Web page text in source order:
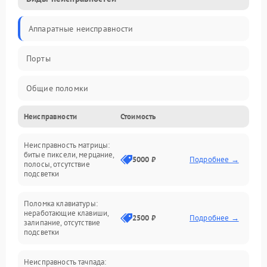
Аппаратные неисправности
Порты
Общие поломки
Устройства
Программные ошибки
Электрические и системные сбои
Интерфейсные проблемы
Батарея
Неисправности Стоимость
Неисправность матрицы:
битые пиксели, мерцание,
полосы, отсутствие
подсветки
5000 ₽ Подробнее →
Поломка клавиатуры:
неработающие клавиши,
залипание, отсутствие
подсветки
2500 ₽ Подробнее →
Неисправность тачпада: